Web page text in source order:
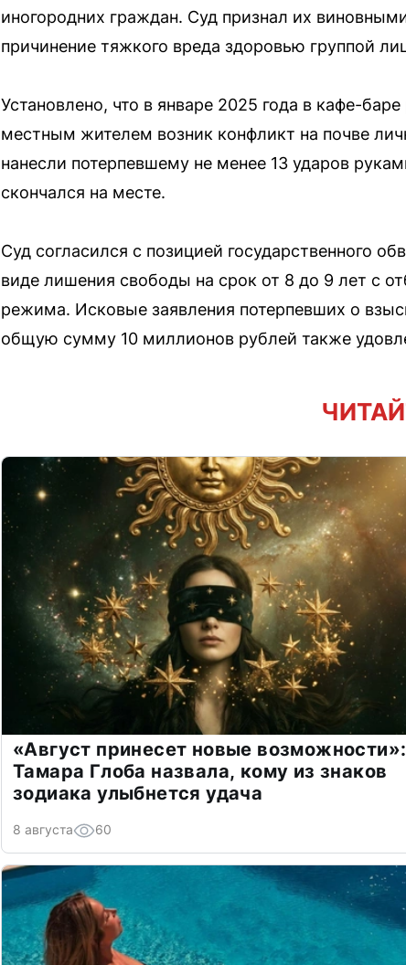
иногородних граждан. Суд признал их
причинение тяжкого вреда здоровью группой
Установлено, что в январе 2025 года в кафе-
местным жителем возник конфликт на почве
нанесли потерпевшему не менее 13 ударов
скончался на месте.
Суд согласился с позицией государственного
виде лишения свободы на срок от 8 до 9 лет с
режима. Исковые заявления потерпевших о
общую сумму 10 миллионов рублей также
«Август принесет новые возможности»:
Тамара Глоба назвала, кому из знаков
зодиака улыбнется удача
8 августа 60